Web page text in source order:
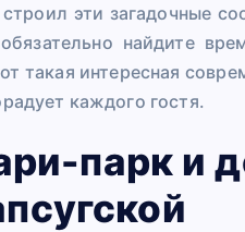
эти загадочные
найдите
такая интересная
каждого гостя.
парк и